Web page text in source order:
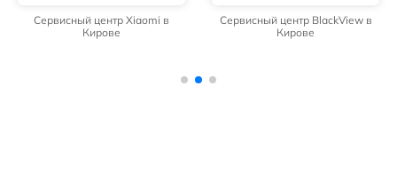
Сервисный центр Xiaomi в
Кирове
Сервисный центр BlackView в
Кирове